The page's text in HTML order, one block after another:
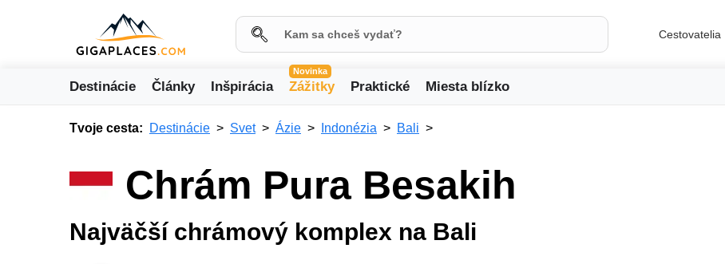
Cestovatelia
Destinácie Články Inšpirácia
Novinka
Zážitky Praktické Miesta blízko
Tvoje cesta: Destinácie Svet Ázie Indonézia Bali
Chrám Pura Besakih
Najväčší chrámový komplex na Bali